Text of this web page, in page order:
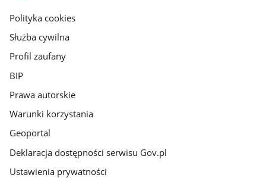
gov.pl
Polityka cookies
Służba cywilna
Profil zaufany
BIP
Prawa autorskie
Warunki korzystania
Geoportal
Deklaracja dostępności serwisu Gov.pl
Ustawienia prywatności